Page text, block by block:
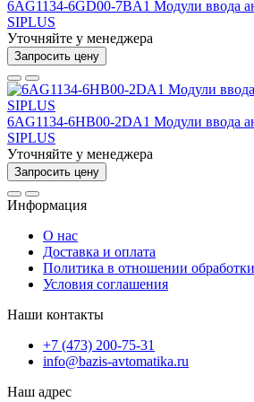
6AG1134-6GD00-7BA1 Модули ввода
SIPLUS
Уточняйте у менеджера
Запросить цену
6AG1134-6HB00-2DA1 Модули ввода
SIPLUS
Уточняйте у менеджера
Запросить цену
Информация
О нас
Доставка и оплата
Политика в отношении
Условия соглашения
Наши контакты
+7 (473) 200-75-31
info@bazis-avtomatika.ru
Наш адрес